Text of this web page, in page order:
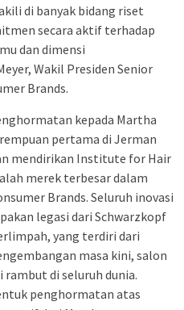
di banyak bidang riset
secara aktif terhadap
dan dimensi
Wakil Presiden Senior
Brands.
kepada Martha
pertama di Jerman
mendirikan Institute for Hair
merek terbesar dalam
Brands. Seluruh inovasi
legasi dari Schwarzkopf
yang terdiri dari
masa kini, salon
di seluruh dunia.
penghormatan atas